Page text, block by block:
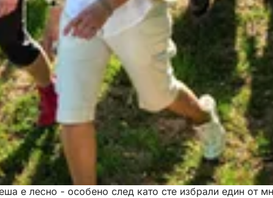
е лесно - особено след като сте избрали един от